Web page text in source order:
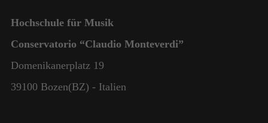
Hochschule für Musik
Conservatorio “Claudio Monteverdi”
Domenikanerplatz 19
39100 Bozen(BZ) - Italien